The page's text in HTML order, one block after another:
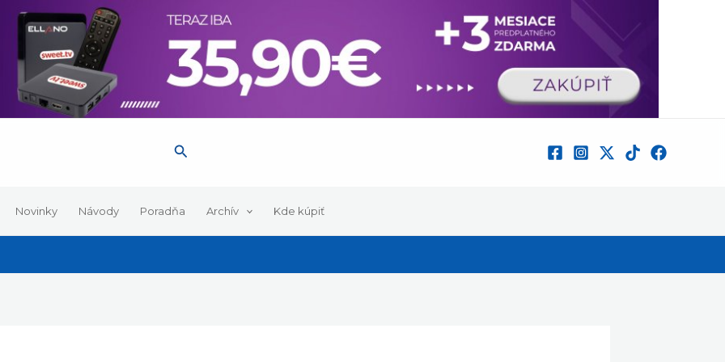
Hľadať
Novinky Návody Poradňa Archív Kde kúpiť